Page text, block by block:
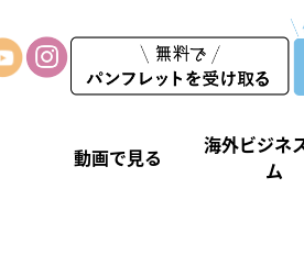
動画で見る
海外ビジネ
ム